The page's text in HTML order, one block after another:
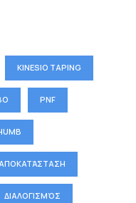
KINESIO TAPING
PNF
ΔΙΑΛΟΓΙΣΜΌΣ